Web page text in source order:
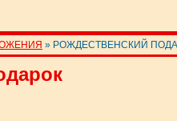
» РОЖДЕСТВЕНСКИЙ